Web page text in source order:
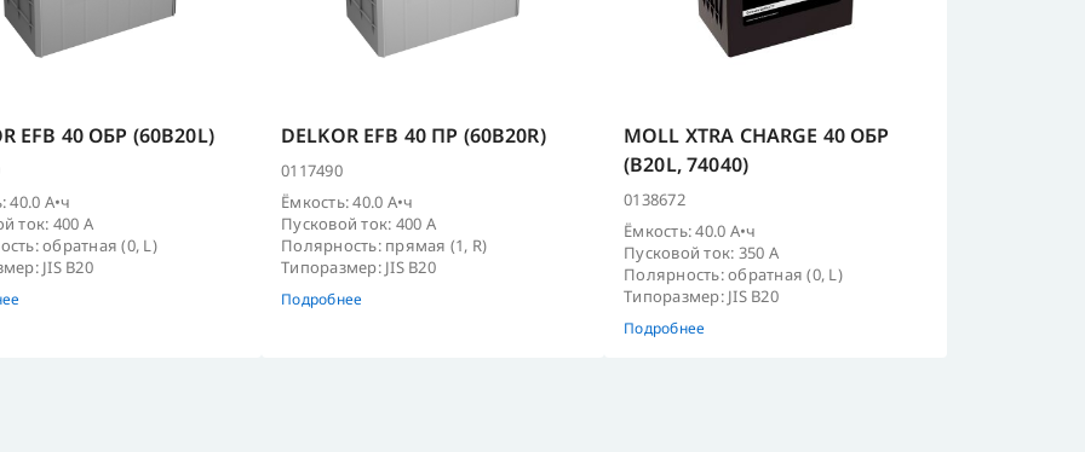
EFB 40 ОБР (60B20L)
40.0 А•ч
ток: 400 А
обратная (0, L)
JIS B20
DELKOR EFB 40 ПР (60B20R)
0117490
Ёмкость: 40.0 А•ч
Пусковой ток: 400 А
Полярность: прямая (1, R)
Типоразмер: JIS B20
Подробнее
MOLL XTRA CHARGE 40 ОБР
(B20L, 74040)
0138672
Ёмкость: 40.0 А•ч
Пусковой ток: 350 А
Полярность: обратная (0, L)
Типоразмер: JIS B20
Подробнее